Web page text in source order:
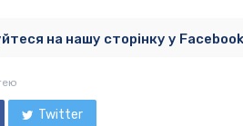
на нашу сторінку у Facebook
Twitter